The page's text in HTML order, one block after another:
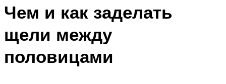
Чем и как заделать
щели между
половицами